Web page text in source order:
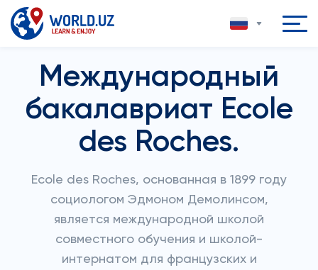
Международный
бакалавриат Ecole
des Roches.
Ecole des Roches, основанная в 1899 году
социологом Эдмоном Демолинсом,
является международной школой
совместного обучения и школой-
интернатом для французских и